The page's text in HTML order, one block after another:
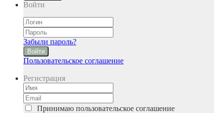
Войти
Забыли пароль?
Войти
Пользовательское соглашение
Регистрация
Принимаю пользовательское соглашение